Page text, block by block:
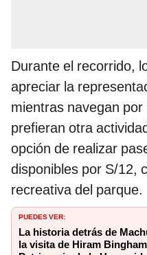
Durante el recorrido,
apreciar la
mientras navegan
prefieran otra
opción de realizar
disponibles por S/12,
recreativa del parque.
PUEDES VER:
La historia detrás de
la visita de Hiram